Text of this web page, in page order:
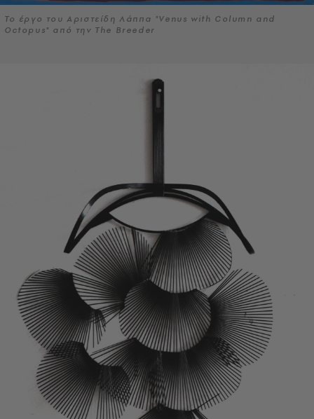
Το έργο του Αριστείδη Λάππα "Venus with Column and
Octopus" από την The Breeder